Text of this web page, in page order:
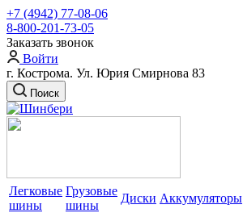
+7 (4942) 77-08-06
8-800-201-73-05
Заказать звонок
Войти
г. Кострома. Ул. Юрия Смирнова 83
Поиск
Легковые
шины
Грузовые
шины
Диски Аккумуляторы